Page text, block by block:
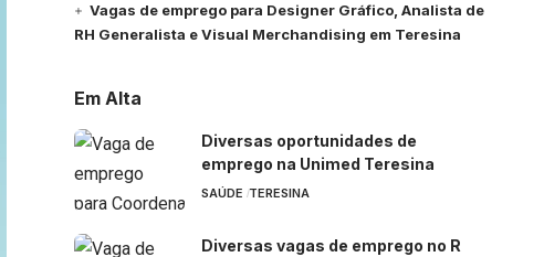
Vagas de emprego para Designer Gráfico, Analista de
RH Generalista e Visual Merchandising em Teresina
Em Alta
Diversas oportunidades de
emprego na Unimed Teresina
SAÚDE TERESINA
Diversas vagas de emprego no R